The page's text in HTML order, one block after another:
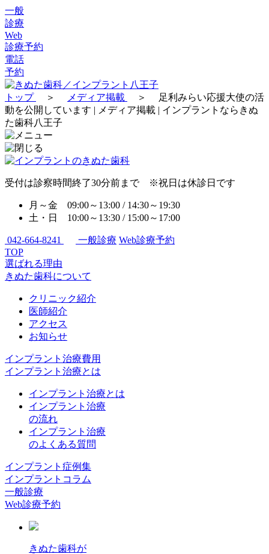
一般
診療
Web
診療予約
電話
予約
トップ ＞ メディア掲載 ＞
足利みらい応援大使の活
動を公開しています | メディア掲載 | インプラントならきぬ
た歯科八王子
受付は診察時間終了30分前まで ※祝日は休診日です
月～金 09:00～13:00 / 14:30～19:30
土・日 10:00～13:30 / 15:00～17:00
042-664-8241 一般診療 Web診療予約
TOP
選ばれる理由
きぬた歯科について
クリニック紹介
医師紹介
アクセス
お知らせ
インプラント治療費用
インプラント治療とは
インプラント治療とは
インプラント治療
の流れ
インプラント治療
のよくある質問
インプラント症例集
インプラントコラム
一般診療
Web診療予約
きぬた歯科が